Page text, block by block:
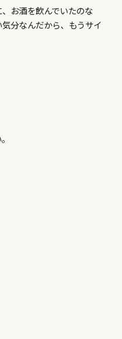
お酒を飲んでいたのな
分なんだから、もうサイ